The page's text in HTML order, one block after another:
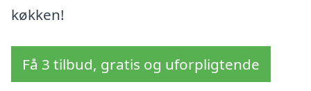
køkken!
Få 3 tilbud, gratis og uforpligtende